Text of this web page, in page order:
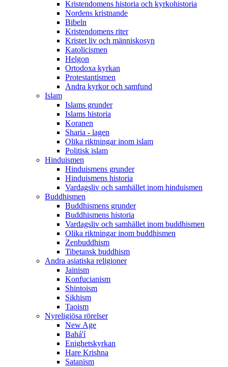
Kristendomens historia och kyrkohistoria
Nordens kristnande
Bibeln
Kristendomens riter
Kristet liv och människosyn
Katolicismen
Helgon
Ortodoxa kyrkan
Protestantismen
Andra kyrkor och samfund
Islam
Islams grunder
Islams historia
Koranen
Sharia - lagen
Olika riktningar inom islam
Politisk islam
Hinduismen
Hinduismens grunder
Hinduismens historia
Vardagsliv och samhället inom hinduismen
Buddhismen
Buddhismens grunder
Buddhismens historia
Vardagsliv och samhället inom buddhismen
Olika riktningar inom buddhismen
Zenbuddhism
Tibetansk buddhism
Andra asiatiska religioner
Jainism
Konfucianism
Shintoism
Sikhism
Taoism
Nyreligiösa rörelser
New Age
Bahá'í
Enighetskyrkan
Hare Krishna
Satanism